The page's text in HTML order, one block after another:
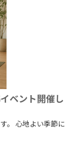
ベント開催し
。 心地よい季節に